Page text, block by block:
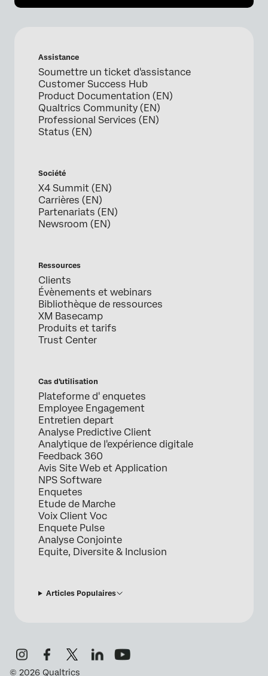
Assistance
Soumettre un ticket d'assistance
Customer Success Hub
Product Documentation (EN)
Qualtrics Community (EN)
Professional Services (EN)
Status (EN)
Société
X4 Summit (EN)
Carrières (EN)
Partenariats (EN)
Newsroom (EN)
Ressources
Clients
Évènements et webinars
Bibliothèque de ressources
XM Basecamp
Produits et tarifs
Trust Center
Cas d’utilisation
Plateforme d' enquetes
Employee Engagement
Entretien depart
Analyse Predictive Client
Analytique de l'expérience digitale
Feedback 360
Avis Site Web et Application
NPS Software
Enquetes
Etude de Marche
Voix Client Voc
Enquete Pulse
Analyse Conjointe
Equite, Diversite & Inclusion
Articles Populaires
© 2026 Qualtrics